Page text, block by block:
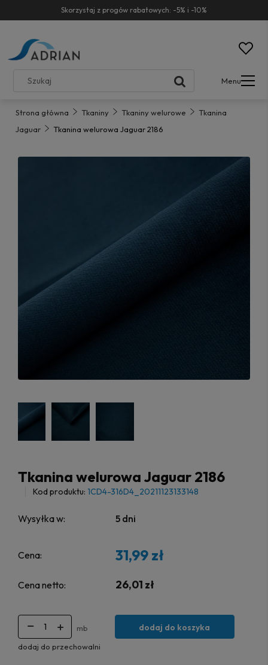
Skorzystaj z progów rabatowych: -5% i -10%
Menu
Strona główna Tkaniny Tkaniny welurowe
Tkanina
Jaguar
Tkanina welurowa Jaguar 2186
Tkanina welurowa Jaguar 2186
Kod produktu: 1CD4-316D4_20211123133148
Wysyłka w: 5 dni
Cena: 31,99 zł
Cena netto: 26,01 zł
mb dodaj do koszyka
dodaj do przechowalni